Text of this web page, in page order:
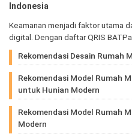
Indonesia
Keamanan menjadi faktor utama
digital. Dengan daftar QRIS
Rekomendasi Desain Rumah
Rekomendasi Model Rumah
untuk Hunian Modern
Rekomendasi Model Rumah
Modern